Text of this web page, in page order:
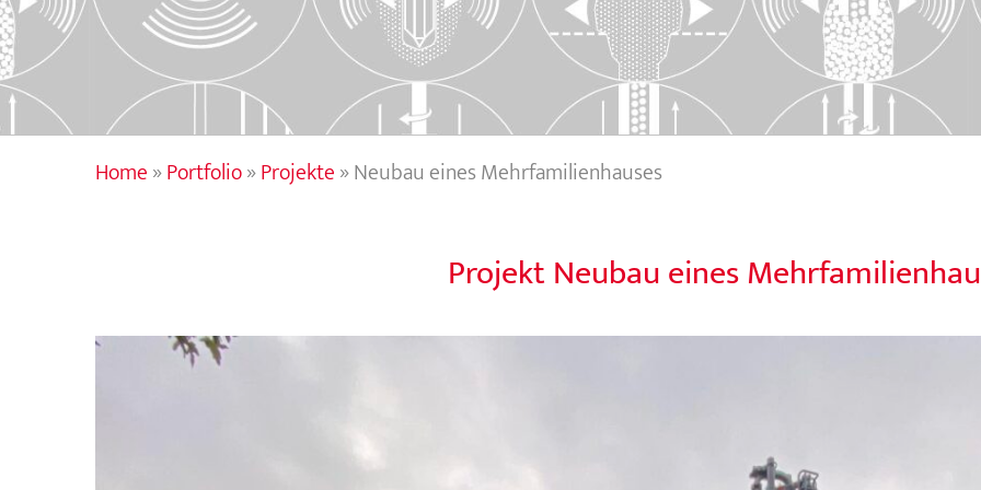
Home»Portfolio»Projekte»Neubau eines Mehrfamilienhauses
Projekt Neubau eines